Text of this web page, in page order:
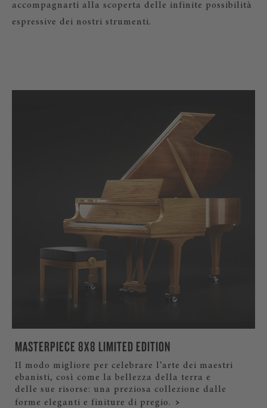
accompagnarti alla scoperta delle infinite possibilità
espressive dei nostri strumenti.
MASTERPIECE 8X8 LIMITED EDITION
Il modo migliore per celebrare l’arte dei maestri
ebanisti, così come la bellezza della terra e
delle sue risorse: una preziosa collezione dalle
forme eleganti e finiture di pregio.